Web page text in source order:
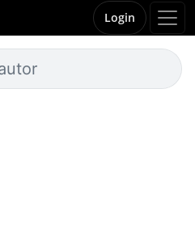
Login